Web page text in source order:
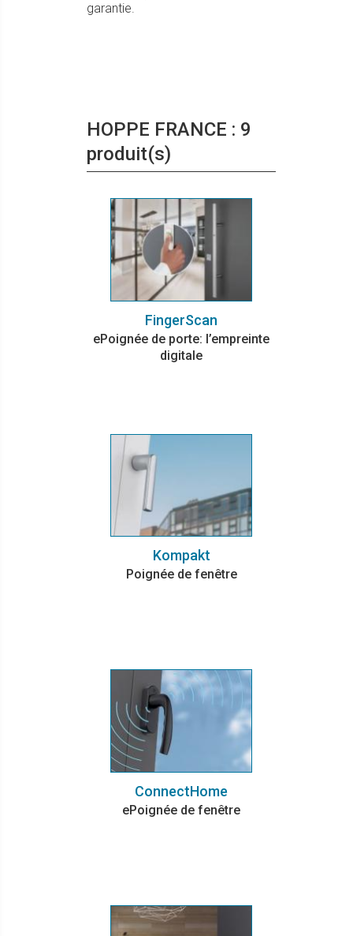
garantie.
HOPPE FRANCE : 9
produit(s)
FingerScan
ePoignée de porte: l’empreinte
digitale
Kompakt
Poignée de fenêtre
ConnectHome
ePoignée de fenêtre